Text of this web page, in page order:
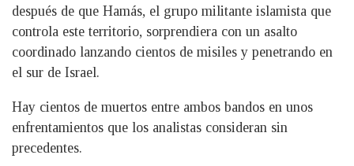
después de que Hamás, el grupo militante islamista que
controla este territorio, sorprendiera con un asalto
coordinado lanzando cientos de misiles y penetrando en
el sur de Israel.
Hay cientos de muertos entre ambos bandos en unos
enfrentamientos que los analistas consideran sin
precedentes.